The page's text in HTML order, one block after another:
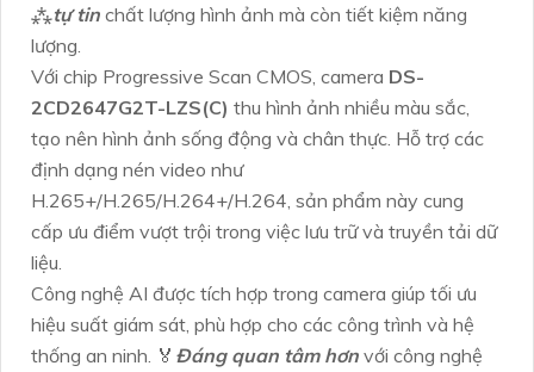
⁂tự tin chất lượng hình ảnh mà còn tiết kiệm năng
lượng.
Với chip Progressive Scan CMOS, camera DS-
2CD2647G2T-LZS(C) thu hình ảnh nhiều màu sắc,
tạo nên hình ảnh sống động và chân thực. Hỗ trợ các
định dạng nén video như
H.265+/H.265/H.264+/H.264, sản phẩm này cung
cấp ưu điểm vượt trội trong việc lưu trữ và truyền tải dữ
liệu.
Công nghệ AI được tích hợp trong camera giúp tối ưu
hiệu suất giám sát, phù hợp cho các công trình và hệ
thống an ninh. ️🏅️ Đáng quan tâm hơn với công nghệ